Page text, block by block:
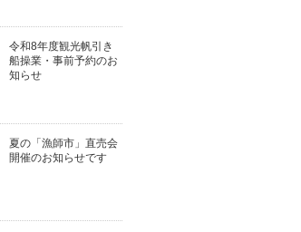
令和8年度観光帆引き
船操業・事前予約のお
知らせ
夏の「漁師市」直売会
開催のお知らせです